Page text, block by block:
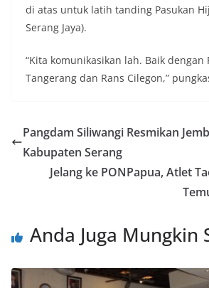
di atas untuk latih tanding Pasukan
Serang Jaya).
“Kita komunikasikan lah. Baik dengan
Tangerang dan Rans Cilegon,”
Pangdam Siliwangi Resmikan
Kabupaten Serang
Jelang ke PONPapua, Atlet
Anda Juga Mungkin